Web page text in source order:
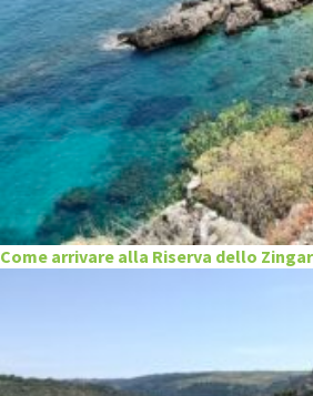
Come arrivare alla Riserva dello